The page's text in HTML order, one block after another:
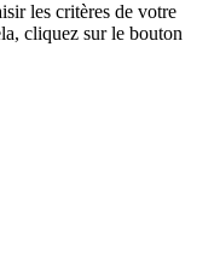
les critères de votre
cliquez sur le bouton